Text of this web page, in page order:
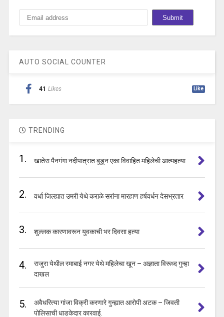
AUTO SOCIAL COUNTER
41 Likes Like
TRENDING
1. खातेरा पैनगंगा नदीपात्रात बुडून एका विवाहित महिलेची आत्महत्या
2. वर्धा जिल्ह्यात उमरी येथे कराळे सरांना मारहाण हर्षवर्धन देसभ्रतार
3. शुल्लक कारणावरून युवकाची भर दिवसा हत्या
4.
राजुरा येथील रमाबाई नगर येथे महिलेचा खून – अज्ञाता विरूध्द गुन्हा
दाखल
5.
अवैधरित्या गांजा विक्री करणारे गुन्ह्यात आरोपी अटक – जिवती
पोलिसाची धाडकेदार कारवाई.